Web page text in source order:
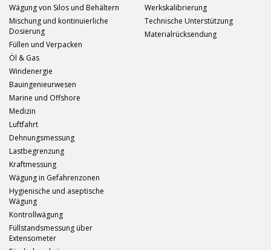
Wägung von Silos und Behältern
Mischung und kontinuierliche
Dosierung
Füllen und Verpacken
Öl & Gas
Windenergie
Bauingenieurwesen
Marine und Offshore
Medizin
Luftfahrt
Dehnungsmessung
Lastbegrenzung
Kraftmessung
Wägung in Gefahrenzonen
Hygienische und aseptische
Wägung
Kontrollwägung
Füllstandsmessung über
Extensometer
Werkskalibrierung
Technische Unterstützung
Materialrücksendung